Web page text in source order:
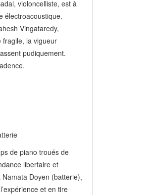
violoncelliste, est à
électroacoustique.
Vingataredy,
fragile, la vigueur
pudiquement.
de piano troués de
libertaire et
Doyen (batterie),
et en tire